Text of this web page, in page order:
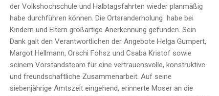
der Volkshochschule und Halbtagsfahrten wieder planmäßig
habe durchführen können. Die Ortsranderholung habe bei
Kindern und Eltern großartige Anerkennung gefunden. Sein
Dank galt den Verantwortlichen der Angebote Helga Gumpert,
Margot Hellmann, Orschi Fohsz und Csaba Kristof sowie
seinem Vorstandsteam für eine vertrauensvolle, konstruktive
und freundschaftliche Zusammenarbeit. Auf seine
siebenjährige Amtszeit eingehend, erinnerte Moser an die